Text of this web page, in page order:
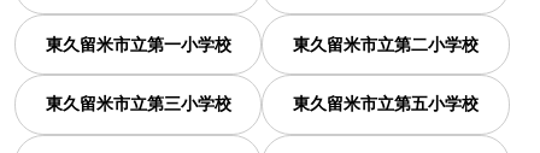
東久留米市立第一小学校 東久留米市立第二小学校
東久留米市立第三小学校 東久留米市立第五小学校